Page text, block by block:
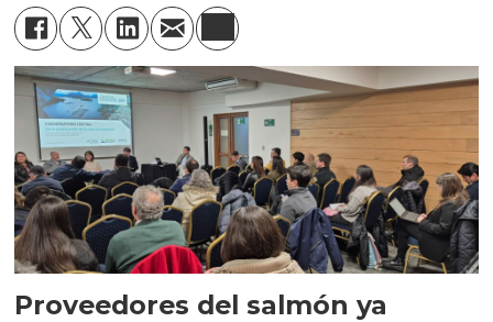
Proveedores del salmón ya